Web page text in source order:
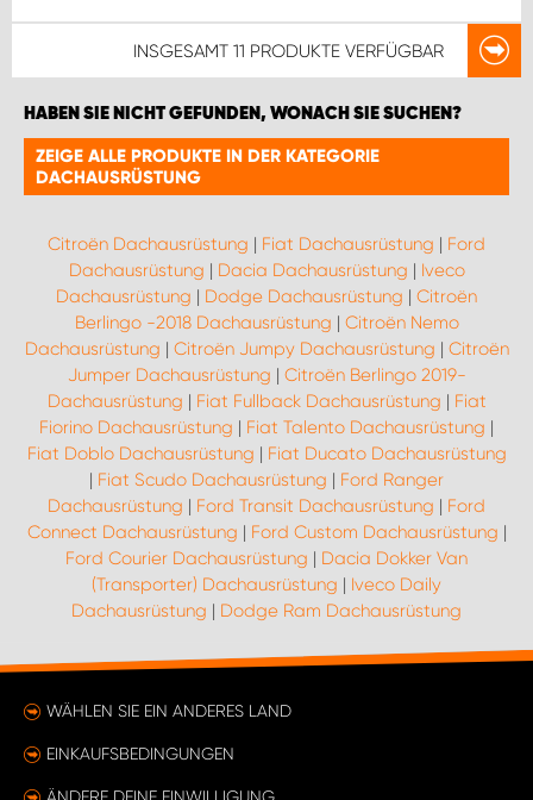
INSGESAMT 11 PRODUKTE VERFÜGBAR
HABEN SIE NICHT GEFUNDEN, WONACH SIE SUCHEN?
ZEIGE ALLE PRODUKTE IN DER KATEGORIE
DACHAUSRÜSTUNG
Citroën Dachausrüstung | Fiat Dachausrüstung | Ford
Dachausrüstung | Dacia Dachausrüstung | Iveco
Dachausrüstung | Dodge Dachausrüstung | Citroën
Berlingo -2018 Dachausrüstung | Citroën Nemo
Dachausrüstung | Citroën Jumpy Dachausrüstung | Citroën
Jumper Dachausrüstung | Citroën Berlingo 2019-
Dachausrüstung | Fiat Fullback Dachausrüstung | Fiat
Fiorino Dachausrüstung | Fiat Talento Dachausrüstung |
Fiat Doblo Dachausrüstung | Fiat Ducato Dachausrüstung
| Fiat Scudo Dachausrüstung | Ford Ranger
Dachausrüstung | Ford Transit Dachausrüstung | Ford
Connect Dachausrüstung | Ford Custom Dachausrüstung |
Ford Courier Dachausrüstung | Dacia Dokker Van
(Transporter) Dachausrüstung | Iveco Daily
Dachausrüstung | Dodge Ram Dachausrüstung
WÄHLEN SIE EIN ANDERES LAND
EINKAUFSBEDINGUNGEN